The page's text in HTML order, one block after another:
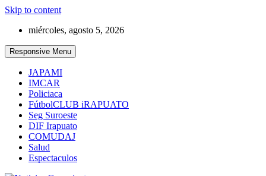
Skip to content
miércoles, agosto 5, 2026
Responsive Menu
JAPAMI
IMCAR
Policiaca
FútbolCLUB iRAPUATO
Seg Suroeste
DIF Irapuato
COMUDAJ
Salud
Espectaculos